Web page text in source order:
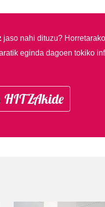
jaso nahi dituzu?
eginda dagoen tokiko
HITZAkide